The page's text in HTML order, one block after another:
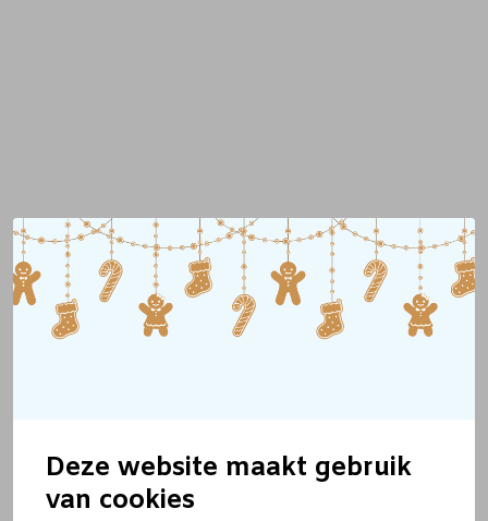
Deze website maakt gebruik
van cookies